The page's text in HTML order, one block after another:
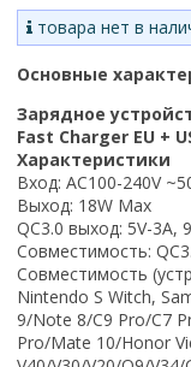
товара нет в
Основные
Зарядное
Fast Charger EU +
Характеристики
Вход: AC100-240V
Выход: 18W Max
QC3.0 выход: 5V-3A,
Совместимость:
Совместимость (
Nintendo S Witch,
9/Note 8/C9 Pro/C7
Pro/Mate 10/Honor